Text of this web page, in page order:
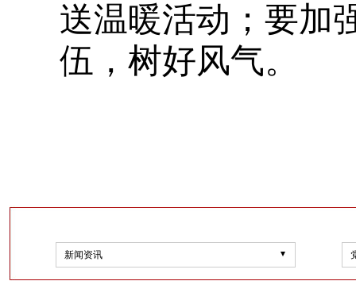
送温暖活动；要加
伍，树好风气。
新闻资讯